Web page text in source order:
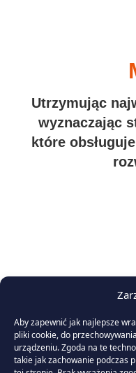
Aby zapewnić jak najlepsze
pliki cookie, do
urządzeniu. Zgoda na te
takie jak zachowanie podczas
Utrzymując
wyznaczając
które